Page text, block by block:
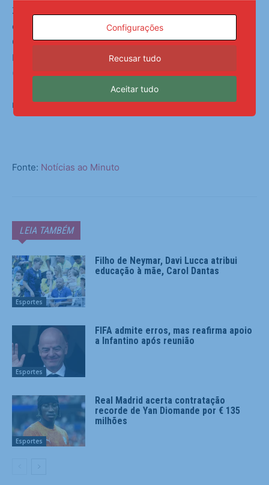
Zubeldía iniciou a carreira como treinador em 2008,
quando assumiu o Lanús; depois dirigiu Barcelona de
Guayaquil (EQU), Racing (ARG), LDU (EQU), Santos
Laguna (MEX), Independiente Medellín (COL), Alavés
(ESP) e Cerro Porteño (PAR)
Folhapress | 19:45 – 25/09/2025
Fonte: Notícias ao Minuto
LEIA TAMBÉM
Esportes
Filho de Neymar, Davi Lucca atribui
educação à mãe, Carol Dantas
Esportes
FIFA admite erros, mas reafirma apoio
a Infantino após reunião
Esportes
Real Madrid acerta contratação
recorde de Yan Diomande por € 135
milhões
Configurações
Recusar tudo
Aceitar tudo